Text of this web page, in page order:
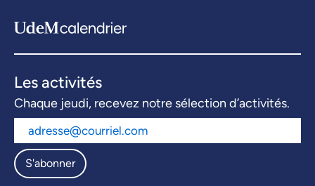
Les activités
Chaque jeudi, recevez notre sélection d’activités.
S'abonner